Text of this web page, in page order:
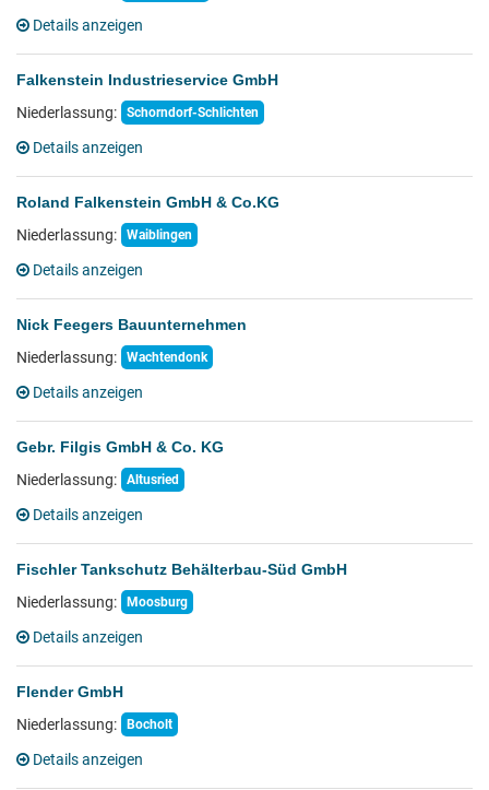
Details anzeigen
Falkenstein Industrieservice GmbH
Niederlassung:
Schorndorf-Schlichten
Details anzeigen
Roland Falkenstein GmbH & Co.KG
Niederlassung:
Waiblingen
Details anzeigen
Nick Feegers Bauunternehmen
Niederlassung:
Wachtendonk
Details anzeigen
Gebr. Filgis GmbH & Co. KG
Niederlassung:
Altusried
Details anzeigen
Fischler Tankschutz Behälterbau-Süd GmbH
Niederlassung:
Moosburg
Details anzeigen
Flender GmbH
Niederlassung:
Bocholt
Details anzeigen